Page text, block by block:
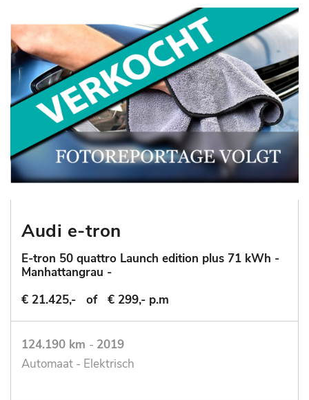
Audi e-tron
E-tron 50 quattro Launch edition plus 71 kWh -
Manhattangrau -
€ 21.425,-
of € 299,- p.m
124.190 km - 2019
Automaat - Elektrisch